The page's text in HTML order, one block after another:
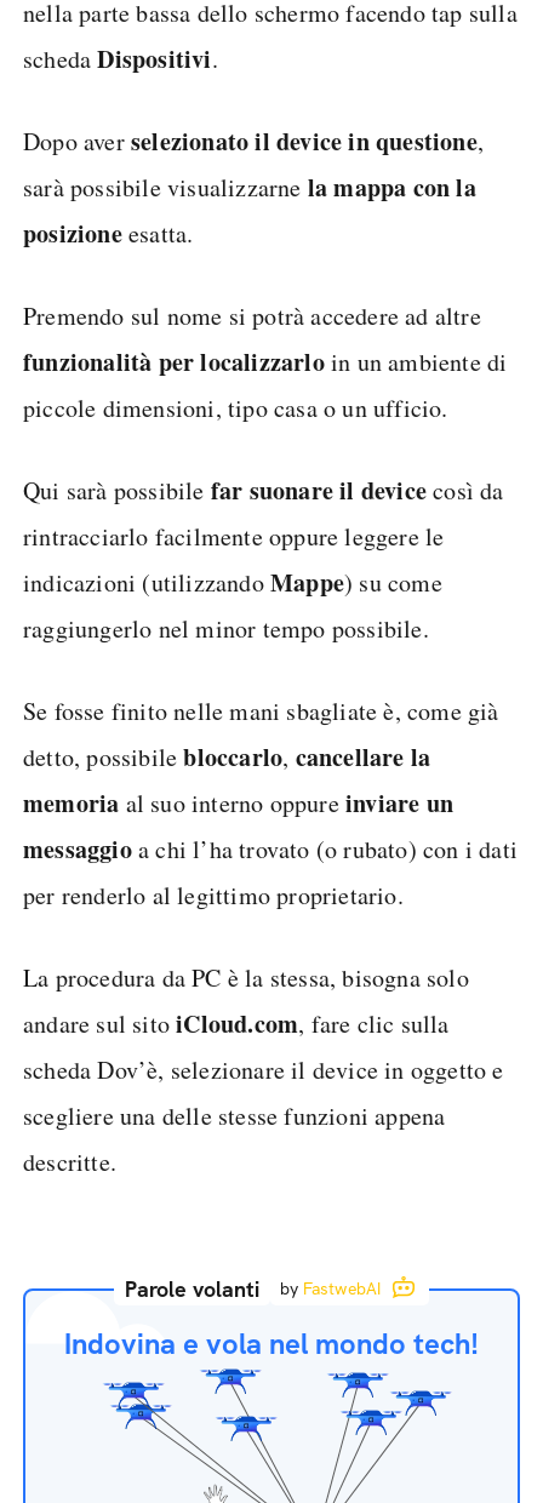
nella parte bassa dello schermo facendo tap sulla
schedaDispositivi.
Dopo averselezionato il device in questione,
sarà possibile visualizzarne la mappa con la
posizioneesatta.
Premendo sul nome si potrà accedere ad altre
funzionalità per localizzarloin un ambiente di
piccole dimensioni, tipo casa o un ufficio.
Qui sarà possibile far suonare il devicecosì da
rintracciarlo facilmente oppure leggere le
indicazioni (utilizzandoMappe) su come
raggiungerlo nel minor tempo possibile.
Se fosse finito nelle mani sbagliate è, come già
detto, possibilebloccarlo, cancellare la
memoria al suo interno oppureinviare un
messaggioa chi l’ha trovato (o rubato) con i dati
per renderlo al legittimo proprietario.
La procedura da PC è la stessa, bisogna solo
andare sul sitoiCloud.com, fare clic sulla
scheda Dov’è, selezionare il device in oggetto e
scegliere una delle stesse funzioni appena
descritte.
Parole volanti by FastwebAI
Indovina e vola nel mondo tech!